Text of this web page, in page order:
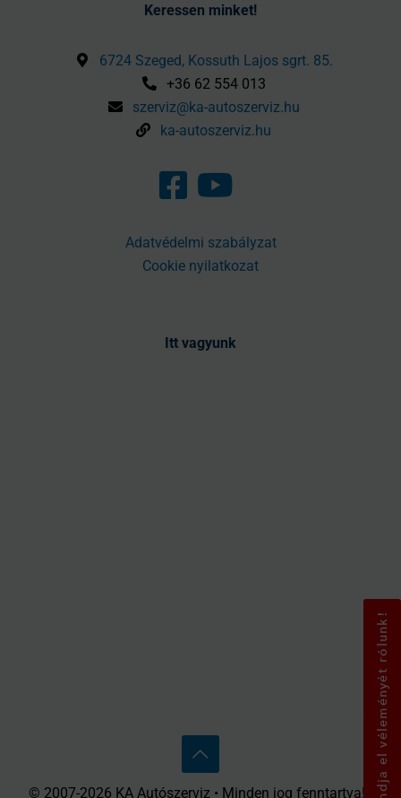
Keressen minket!
6724 Szeged, Kossuth Lajos sgrt. 85.
+36 62 554 013
szerviz@ka-autoszerviz.hu
ka-autoszerviz.hu
Adatvédelmi szabályzat
Cookie nyilatkozat
Itt vagyunk
Mondja el véleményét rólunk!
© 2007-2026 KA Autószerviz • Minden jog fenntartva! •